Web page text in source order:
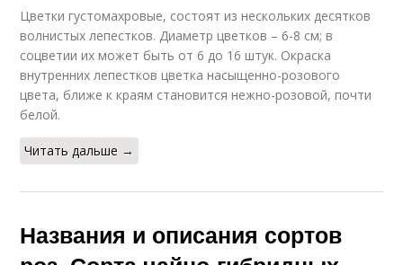
Цветки густомахровые, состоят из нескольких десятков
волнистых лепестков. Диаметр цветков – 6-8 см; в
соцветии их может быть от 6 до 16 штук. Окраска
внутренних лепестков цветка насыщенно-розового
цвета, ближе к краям становится нежно-розовой, почти
белой.
Читать дальше →
Названия и описания сортов